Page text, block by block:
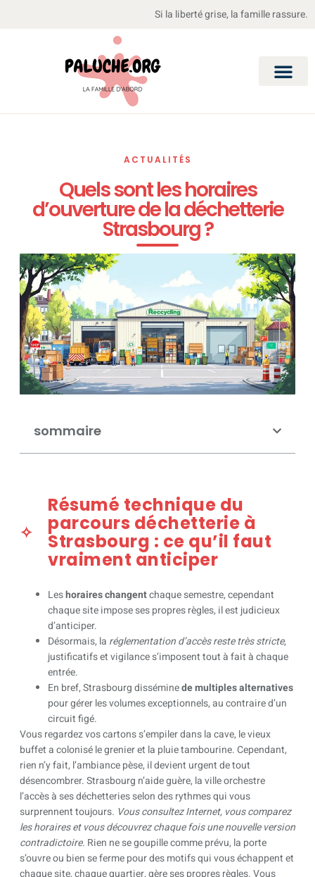
Si la liberté grise, la famille rassure.
ACTUALITÉS
Quels sont les horaires
d’ouverture de la déchetterie
Strasbourg ?
sommaire
Résumé technique du
parcours déchetterie à
Strasbourg : ce qu’il faut
vraiment anticiper
Leshoraires changentchaque semestre, cependant
chaque site impose ses propres règles, il est judicieux
d’anticiper.
Désormais, la réglementation d’accès reste très stricte,
justificatifs et vigilance s’imposent tout à fait à chaque
entrée.
En bref, Strasbourg disséminede multiples alternatives
pour gérer les volumes exceptionnels, au contraire d’un
circuit figé.
Vous regardez vos cartons s’empiler dans la cave, le vieux
buffet a colonisé le grenier et la pluie tambourine. Cependant,
rien n’y fait, l’ambiance pèse, il devient urgent de tout
désencombrer. Strasbourg n’aide guère, la ville orchestre
l’accès à ses déchetteries selon des rythmes qui vous
surprennent toujours. Vous consultez Internet, vous comparez
les horaires et vous découvrez chaque fois une nouvelle version
contradictoire. Rien ne se goupille comme prévu, la porte
s’ouvre ou bien se ferme pour des motifs qui vous échappent et
chaque site, chaque quartier, gère ses propres règles. Vous